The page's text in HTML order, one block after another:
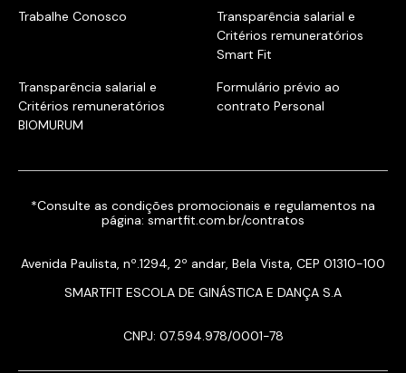
Trabalhe Conosco
Transparência salarial e
Critérios remuneratórios
Smart Fit
Transparência salarial e
Critérios remuneratórios
BIOMURUM
Formulário prévio ao
contrato Personal
*Consulte as condições promocionais e regulamentos na
página: smartfit.com.br/contratos
Avenida Paulista, nº.1294, 2º andar, Bela Vista, CEP 01310-100
SMARTFIT ESCOLA DE GINÁSTICA E DANÇA S.A
CNPJ: 07.594.978/0001-78